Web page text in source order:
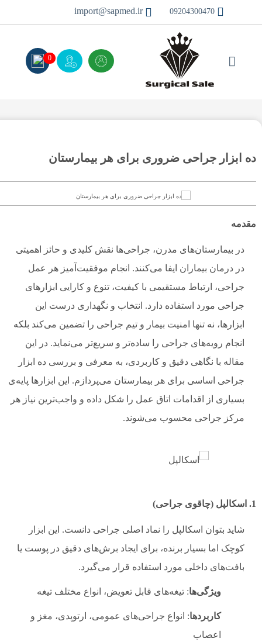
import@sapmed.ir
0
ده ابزار جراحی ضروری برای هر بیمارستان
مقدمه
در بیمارستان‌های مدرن، جراحی‌ها نقش کلیدی و حائز اهمیتی
در درمان بیماران ایفا می‌کنند. انجام موفقیت‌آمیز هر عمل
جراحی، ارتباط مستقیمی با کیفیت، تنوع و کارایی ابزارهای
جراحی مورد استفاده دارد. انتخاب و نگهداری درست این
ابزارها، نه تنها امنیت بیمار و تیم جراحی را تضمین می‌کند بلکه
انجام رویه‌های جراحی را ساده‌تر و سریع‌تر می‌نماید. در این
مقاله با نگاهی دقیق و کاربردی، به معرفی و بررسی ده ابزار
جراحی اساسی برای هر بیمارستان می‌پردازم. این ابزارها پایه‌ی
بسیاری از اقدامات اتاق عمل را شکل داده و واجب‌ترین نیاز هر
مرکز جراحی محسوب می‌شوند.
1. اسکالپل (چاقوی جراحی)
شاید بتوان اسکالپل را نماد اصلی جراحی دانست. این ابزار
کوچک اما بسیار برنده، برای ایجاد برش‌های دقیق در پوست یا
بافت‌های داخلی مورد استفاده قرار می‌گیرد.
ویژگی‌ها: تیغه‌های قابل تعویض، انواع مختلف تیغه
کاربردها: انواع جراحی‌های عمومی، ارتوپدی، مغز و
اعصاب